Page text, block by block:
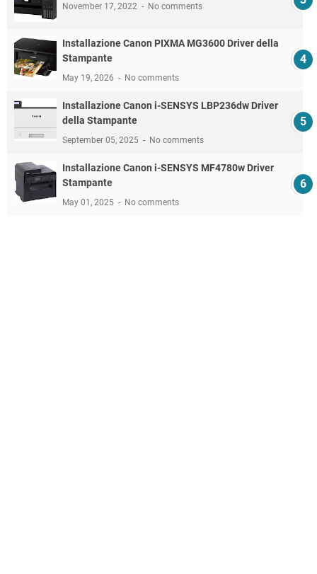
November 17, 2022 No comments
Installazione Canon PIXMA MG3600 Driver della
Stampante
May 19, 2026 No comments
Installazione Canon i-SENSYS LBP236dw Driver
della Stampante
September 05, 2025 No comments
Installazione Canon i-SENSYS MF4780w Driver
Stampante
May 01, 2025 No comments